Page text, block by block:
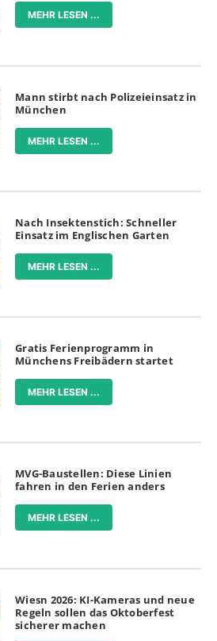
MEHR LESEN ...
Mann stirbt nach Polizeieinsatz in
München
MEHR LESEN ...
Nach Insektenstich: Schneller
Einsatz im Englischen Garten
MEHR LESEN ...
Gratis Ferienprogramm in
Münchens Freibädern startet
MEHR LESEN ...
MVG-Baustellen: Diese Linien
fahren in den Ferien anders
MEHR LESEN ...
Wiesn 2026: KI-Kameras und neue
Regeln sollen das Oktoberfest
sicherer machen